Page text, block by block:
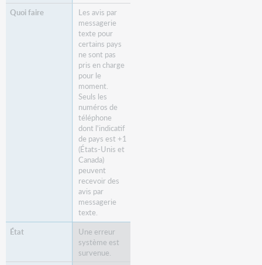
Les avis par
messagerie
texte pour
certains pays
ne sont pas
pris en charge
pour le
moment.
Seuls les
numéros de
téléphone
dont l'indicatif
de pays est +1
(États-Unis et
Canada)
peuvent
recevoir des
avis par
messagerie
texte.
Une erreur
système est
survenue.